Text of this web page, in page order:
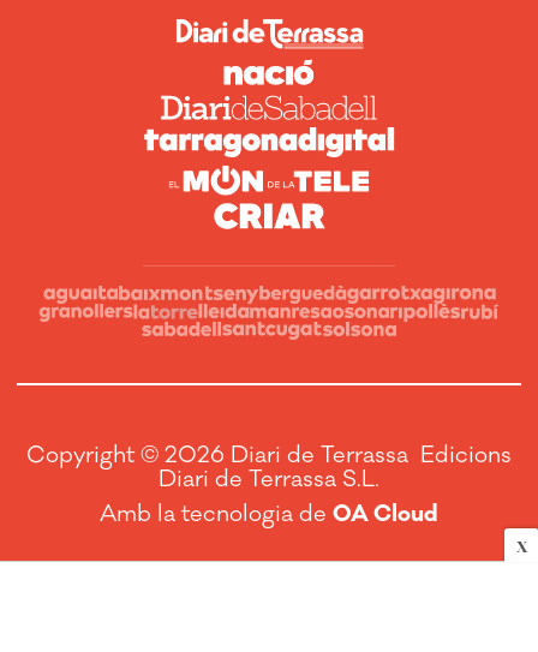
X
Copyright © 2026 Diari de Terrassa Edicions
Diari de Terrassa S.L.
Amb la tecnologia de OA Cloud